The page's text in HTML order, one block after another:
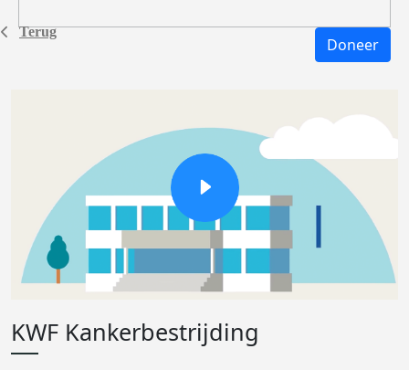
Terug
Doneer
KWF Kankerbestrijding